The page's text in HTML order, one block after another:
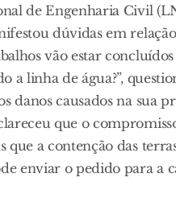
de Engenharia Civil
dúvidas em
vão estar
a linha de água?”,
danos causados na sua
que o
que a contenção das
enviar o pedido para a